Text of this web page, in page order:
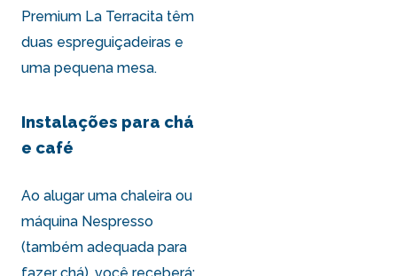
Premium La Terracita têm
duas espreguiçadeiras e
uma pequena mesa.
Instalações para chá
e café
Ao alugar uma chaleira ou
máquina Nespresso
(também adequada para